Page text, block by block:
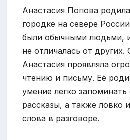
Анастасия Попова
городке на севере
были обычными людьми,
не отличалась от других.
Анастасия проявляла
чтению и письму. Её
умение легко запоминать
рассказы, а также ловко
слова в разговоре.